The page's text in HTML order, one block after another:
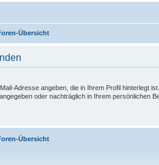
Übersicht
Adresse angeben, die in Ihrem Profil hinterlegt
oder nachträglich in Ihrem persönlichen
Übersicht